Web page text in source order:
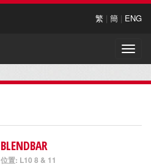
繁 | 簡 | ENG
Toggle
BLENDBAR
位置: L10 8 & 11